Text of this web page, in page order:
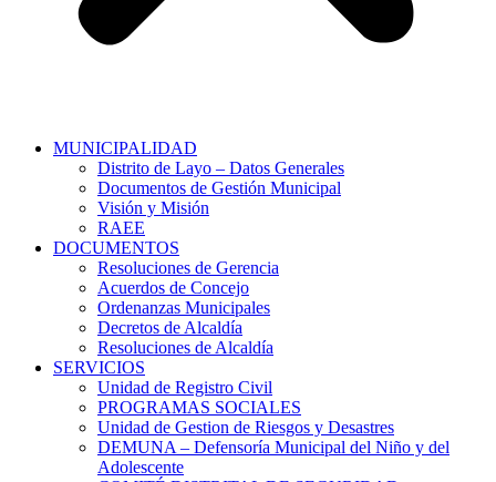
MUNICIPALIDAD
Distrito de Layo – Datos Generales
Documentos de Gestión Municipal
Visión y Misión
RAEE
DOCUMENTOS
Resoluciones de Gerencia
Acuerdos de Concejo
Ordenanzas Municipales
Decretos de Alcaldía
Resoluciones de Alcaldía
SERVICIOS
Unidad de Registro Civil
PROGRAMAS SOCIALES
Unidad de Gestion de Riesgos y Desastres
DEMUNA – Defensoría Municipal del Niño y del
Adolescente